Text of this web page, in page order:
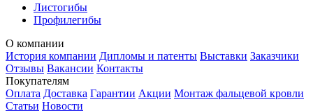
Листогибы
Профилегибы
О компании
История компании Дипломы и патенты Выставки Заказчики
Отзывы Вакансии Контакты
Покупателям
Оплата Доставка Гарантии Акции Монтаж фальцевой кровли
Статьи Новости